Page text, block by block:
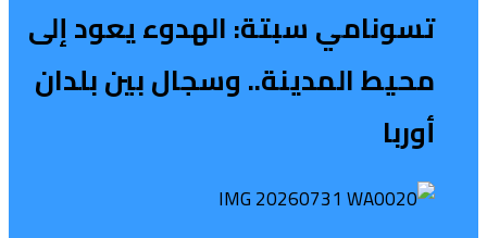
تسونامي سبتة: الهدوء يعود إلى
محيط المدينة.. وسجال بين بلدان
أوربا